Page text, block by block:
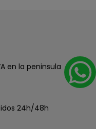
en la peninsula
24h/48h